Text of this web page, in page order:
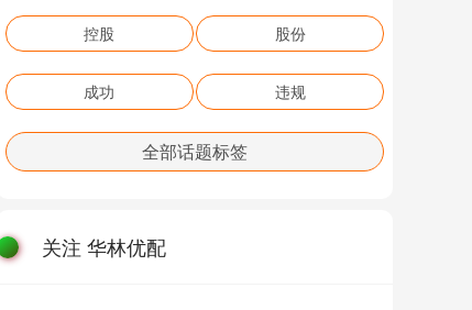
控股 股份
成功 违规
全部话题标签
关注 华林优配